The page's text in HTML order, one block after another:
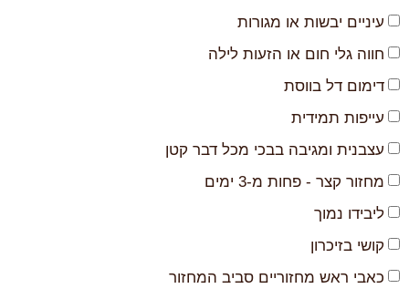
עיניים יבשות או מגורות
חווה גלי חום או הזעות לילה
דימום דל בווסת
עייפות תמידית
עצבנית ומגיבה בבכי מכל דבר קטן
מחזור קצר - פחות מ-3 ימים
ליבידו נמוך
קושי בזיכרון
כאבי ראש מחזוריים סביב המחזור